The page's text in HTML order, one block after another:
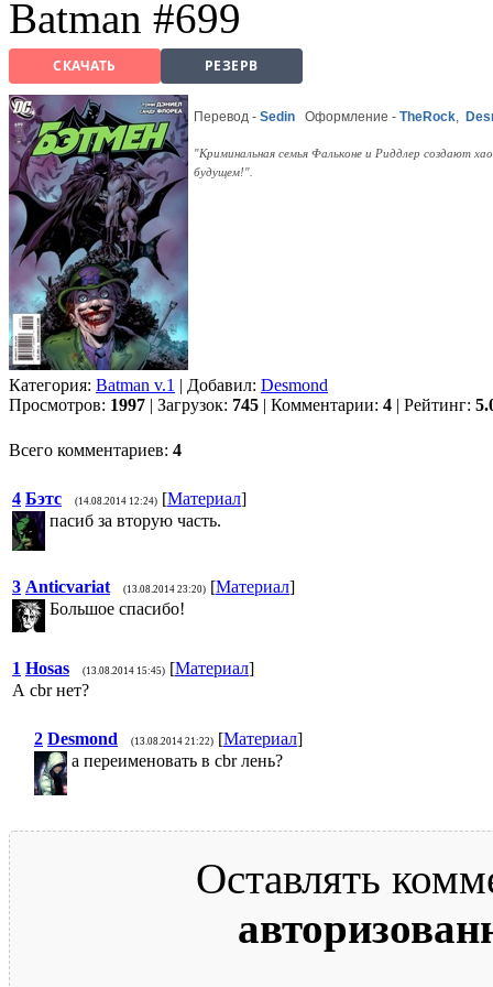
Batman #699
СКАЧАТЬ РЕЗЕРВ
Перевод - Sedin Оформление - TheRock
"Криминальная семья Фальконе и Риддлер создают
будущем!".
Категория: Batman v.1 | Добавил: Desmond
Просмотров: 1997 | Загрузок: 745 | Комментарии: 4 | Рейтинг:
Всего комментариев: 4
4 Бэтс (14.08.2014 12:24) [Материал]
пасиб за вторую часть.
3 Anticvariat (13.08.2014 23:20) [Материал]
Большое спасибо!
1 Hosas (13.08.2014 15:45) [Материал]
А cbr нет?
2 Desmond (13.08.2014 21:22) [Материал]
а переименовать в cbr лень?
Оставлять